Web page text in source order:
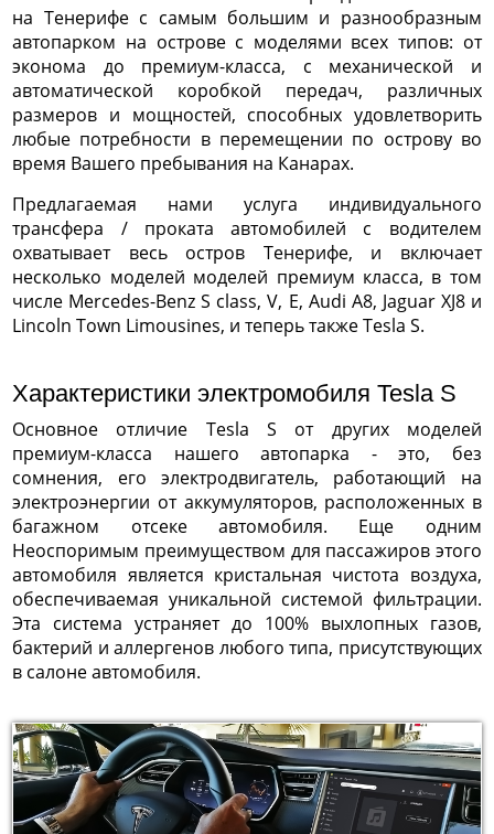
на Тенерифе с самым большим и разнообразным
автопарком на острове с моделями всех типов: от
эконома до премиум-класса, с механической и
автоматической коробкой передач, различных
размеров и мощностей, способных удовлетворить
любые потребности в перемещении по острову во
время Вашего пребывания на Канарах.
Предлагаемая нами услуга индивидуального
трансфера / проката автомобилей с водителем
охватывает весь остров Тенерифе, и включает
несколько моделей моделей премиум класса, в том
числе Mercedes-Benz S class, V, E, Audi A8, Jaguar XJ8 и
Lincoln Town Limousines, и теперь также Tesla S.
Характеристики электромобиля Tesla S
Основное отличие Tesla S от других моделей
премиум-класса нашего автопарка - это, без
сомнения, его электродвигатель, работающий на
электроэнергии от аккумуляторов, расположенных в
багажном отсеке автомобиля. Еще одним
Неоспоримым преимуществом для пассажиров этого
автомобиля является кристальная чистота воздуха,
обеспечиваемая уникальной системой фильтрации.
Эта система устраняет до 100% выхлопных газов,
бактерий и аллергенов любого типа, присутствующих
в салоне автомобиля.